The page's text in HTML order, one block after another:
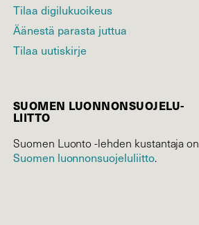
Tilaa digilukuoikeus
Äänestä parasta juttua
Tilaa uutiskirje
SUOMEN LUONNON­SUOJELU­
LIITTO
Suomen Luonto -lehden kustantaja on
Suomen luonnonsuojelu­liitto.